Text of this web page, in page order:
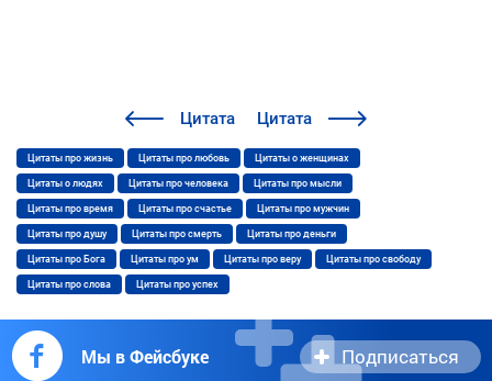
Цитата Цитата
Цитаты про жизнь Цитаты про любовь Цитаты о женщинах
Цитаты о людях Цитаты про человека Цитаты про мысли
Цитаты про время Цитаты про счастье Цитаты про мужчин
Цитаты про душу Цитаты про смерть Цитаты про деньги
Цитаты про Бога Цитаты про ум Цитаты про веру Цитаты про свободу
Цитаты про слова Цитаты про успех
Мы в Фейсбуке Подписаться